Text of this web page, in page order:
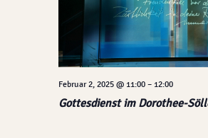
Gottesdienst im Dorothee-
Februar 2, 2025 @ 11:00– 12:00